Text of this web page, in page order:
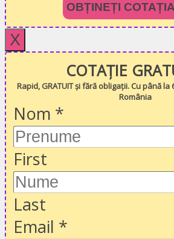
OBȚINEȚI
X
COTAȚIE
Rapid, GRATUIT și fără obligații. Cu până
România
Nom *
First
Last
Email *